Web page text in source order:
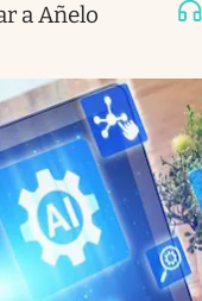
a Añelo